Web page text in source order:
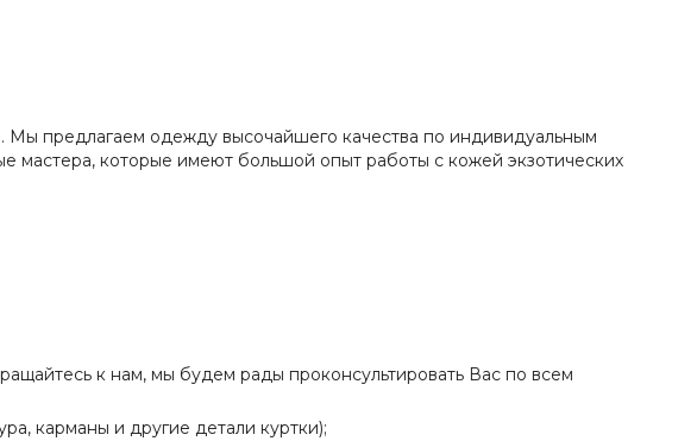
Мы предлагаем одежду высочайшего качества по индивидуальным
мастера, которые имеют большой опыт работы с кожей экзотических
к нам, мы будем рады проконсультировать Вас по всем
карманы и другие детали куртки);